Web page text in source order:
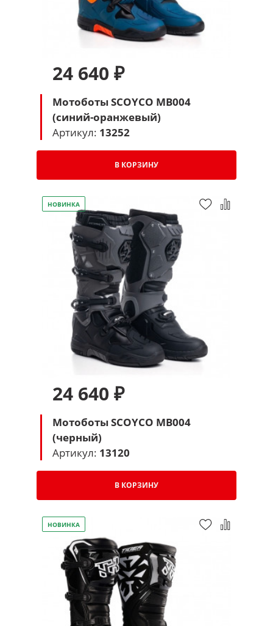
24 640 ₽
Мотоботы SCOYCO MB004
(синий-оранжевый)
Артикул: 13252
В КОРЗИНУ
НОВИНКА
24 640 ₽
Мотоботы SCOYCO MB004
(черный)
Артикул: 13120
В КОРЗИНУ
НОВИНКА